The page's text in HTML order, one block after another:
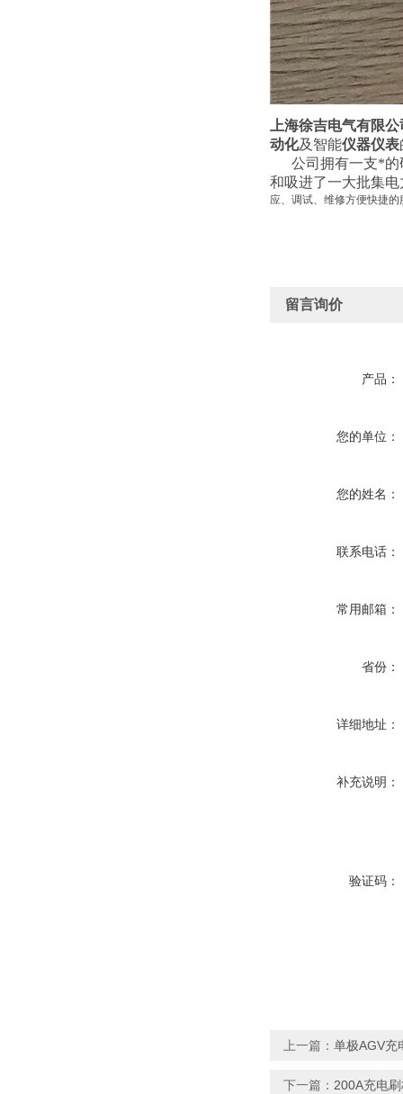
上海徐吉电气有限公
动化及智能仪器仪表
公司拥有一支*的
和吸进了一大批集
应、调试、维修方便快捷
留言询价
产品：
您的单位：
您的姓名：
联系电话：
常用邮箱：
省份：
详细地址：
补充说明：
验证码：
上一篇： 单极AGV充
下一篇： 200A充电